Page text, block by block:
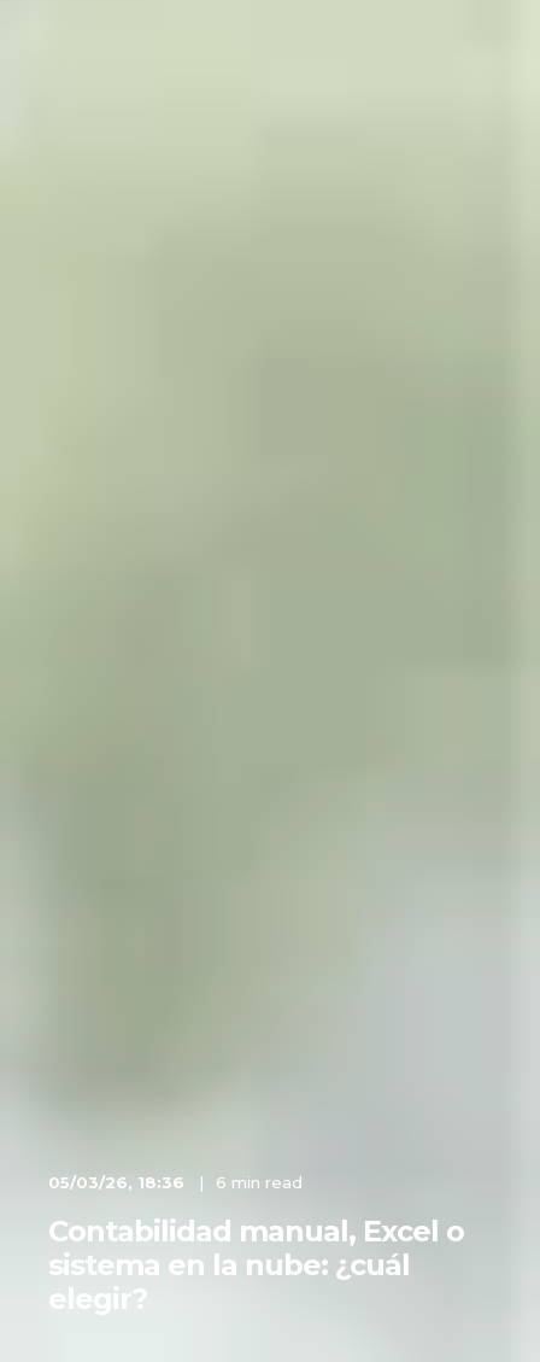
05/03/26, 18:36 6 min read
Contabilidad manual, Excel o
sistema en la nube: ¿cuál
elegir?